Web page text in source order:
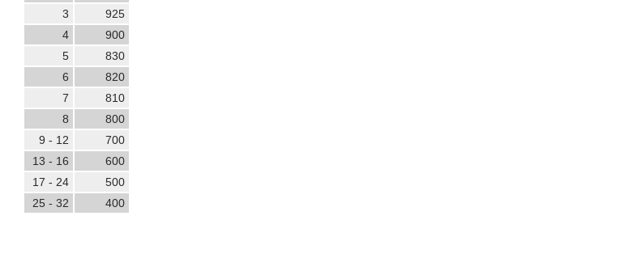
3
925
4
900
5
830
6
820
7
810
8
800
9 - 12
700
13 - 16
600
17 - 24
500
25 - 32
400